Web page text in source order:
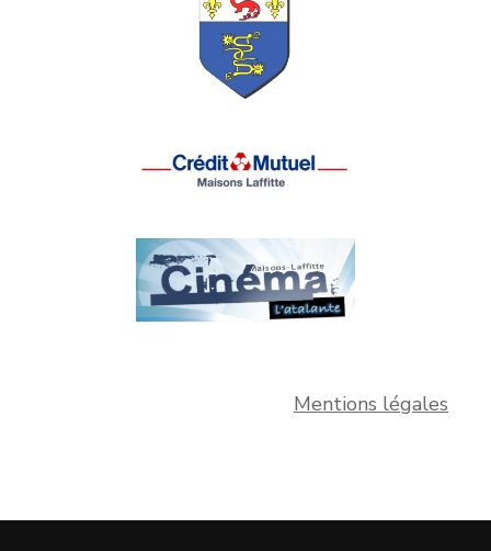
Mentions légales